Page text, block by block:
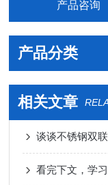
产品咨询
产品分类
相关文章
谈谈不锈钢双
看完下文，学